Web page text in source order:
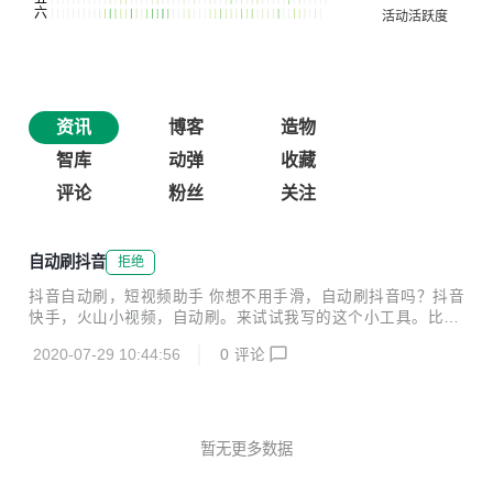
资讯 博客
造物
智库
动弹
收藏
评论
粉丝 关注
自动刷抖音 拒绝
抖音自动刷，短视频助手 你想不用手滑，自动刷抖音吗？抖音
快手，火山小视频，自动刷。来试试我写的这个小工具。比按
菜做饭，一边刷抖音。遇到长视频会自动等待视频播放完，才
2020-07-29 10:44:56 0 评论
暂无更多数据